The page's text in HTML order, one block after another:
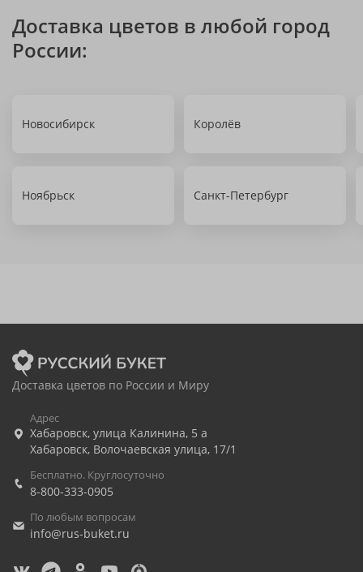
Доставка цветов в любой город
России:
Новосибирск Королёв
Ноябрьск Санкт-Петербург
Доставка цветов по России и Миру
Адрес
Хабаровск, улица Калинина, 5 а
Хабаровск, Волочаевская улица, 17/1
Бесплатно. Круглосуточно
8-800-333-0905
По любым вопросам
info@rus-buket.ru